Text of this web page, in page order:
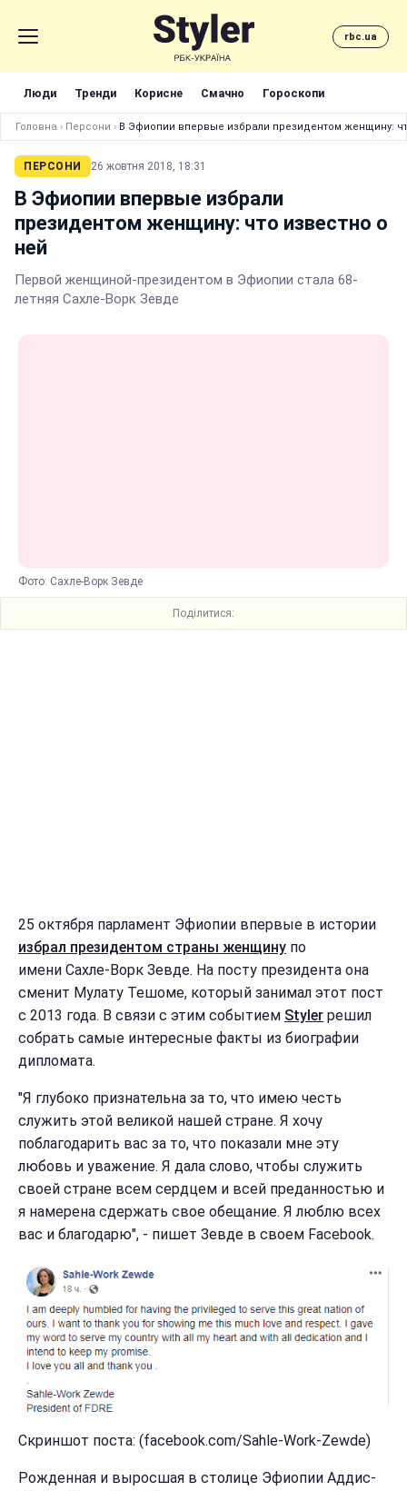
rbc.ua
Люди Тренди Корисне Смачно Гороскопи
Головна › Персони › В Эфиопии впервые избрали президентом женщину:
ПЕРСОНИ 26 жовтня 2018, 18:31
В Эфиопии впервые избрали
президентом женщину: что известно о
ней
Первой женщиной-президентом в Эфиопии стала 68-
летняя Сахле-Ворк Зевде
Фото: Сахле-Ворк Зевде
Поділитися:
25 октября парламент Эфиопии впервые в истории
избрал президентом страны женщину по
имени Сахле-Ворк Зевде. На посту президента она
сменит Мулату Тешоме, который занимал этот пост
с 2013 года. В связи с этим событием Styler решил
собрать самые интересные факты из биографии
дипломата.
"Я глубоко признательна за то, что имею честь
служить этой великой нашей стране. Я хочу
поблагодарить вас за то, что показали мне эту
любовь и уважение. Я дала слово, чтобы служить
своей стране всем сердцем и всей преданностью и
я намерена сдержать свое обещание. Я люблю всех
вас и благодарю", - пишет Зевде в своем Facebook.
Скриншот поста: (facebook.com/Sahle-Work-Zewde)
Рожденная и выросшая в столице Эфиопии Аддис-